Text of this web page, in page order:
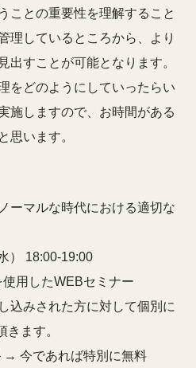
ことの重要性を理解すること
理しているところから、より
出すことが可能となります。
をどのようにしていったらい
施しますので、お時間がある
思います。
ルな時代における適切な
18:00-19:00
用したWEBセミナー
みされた方に対して個別に
きます。
→ 今であれば特別に無料